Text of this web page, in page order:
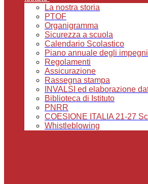
La nostra storia
PTOF
Organigramma
Sicurezza a scuola
Calendario Scolastico
Piano annuale degli
Regolamenti
Assicurazione
Rassegna stampa
INVALSI ed elaborazione
Biblioteca di Istituto
PNRR
COESIONE ITALIA 21-27
Whistleblowing